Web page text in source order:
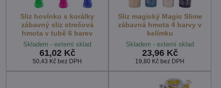
Sliz hovínko s korálky
zábavný sliz strečová
hmota v tubě 6 barev
Skladem - externí sklad
61,02 Kč
50,43 Kč bez DPH
Sliz magický Magic Slime
zábavná hmota 4 barvy v
kelímku
Skladem - externí sklad
23,96 Kč
19,80 Kč bez DPH